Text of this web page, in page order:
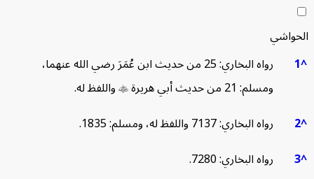
1
رواه البخاري: 25 من حديث ابن عُمَرَ رضي الله عنهما،
ومسلم: 21 من حديث أبي هريرة
واللفظ له.
2
رواه البخاري: 7137 واللفظ له، ومسلم: 1835.
3
رواه البخاري: 7280.